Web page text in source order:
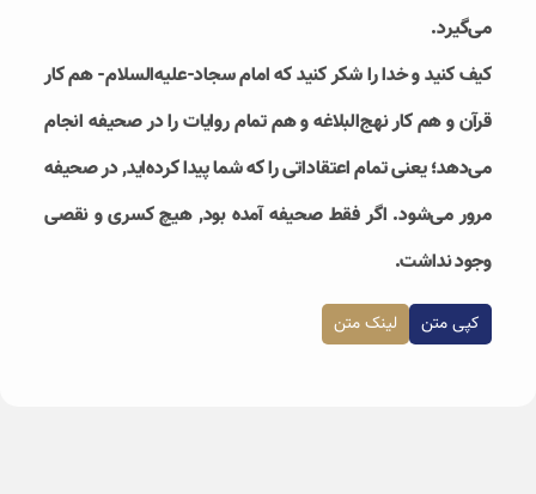
می‌گیرد.
کیف کنید و خدا را شکر کنید که امام سجاد-علیه‌السلام- هم کار
قرآن و هم کار نهج‌البلاغه و هم تمام روایات را در صحیفه انجام
می‌دهد؛ یعنی تمام اعتقاداتی را که شما پیدا کرده‌اید, در صحیفه
مرور می‌شود. اگر فقط صحیفه آمده بود, هیچ کسری و نقصی
وجود نداشت.
کپی متن لینک متن